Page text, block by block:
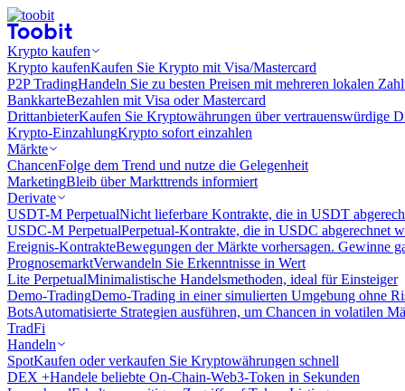
Krypto kaufen
Krypto kaufenKaufen Sie Krypto mit Visa/Mastercard
P2P TradingHandeln Sie zu besten Preisen mit mehreren lokalen
BankkarteBezahlen mit Visa oder Mastercard
DrittanbieterKaufen Sie Kryptowährungen über vertrauenswürdige
Krypto-EinzahlungKrypto sofort einzahlen
Märkte
ChancenFolge dem Trend und nutze die Gelegenheit
MarketingBleib über Markttrends informiert
Derivate
USDT-M PerpetualNicht lieferbare Kontrakte, die in USDT
USDC-M PerpetualPerpetual-Kontrakte, die in USDC abgerechnet
Ereignis-KontrakteBewegungen der Märkte vorhersagen. Gewinne
PrognosemarktVerwandeln Sie Erkenntnisse in Wert
Lite PerpetualMinimalistische Handelsmethoden, ideal für Einsteiger
Demo-TradingDemo-Trading in einer simulierten Umgebung ohne
BotsAutomatisierte Strategien ausführen, um Chancen in volatilen
TradFi
Handeln
SpotKaufen oder verkaufen Sie Kryptowährungen schnell
DEX +Handele beliebte On-Chain-Web3-Token in Sekunden